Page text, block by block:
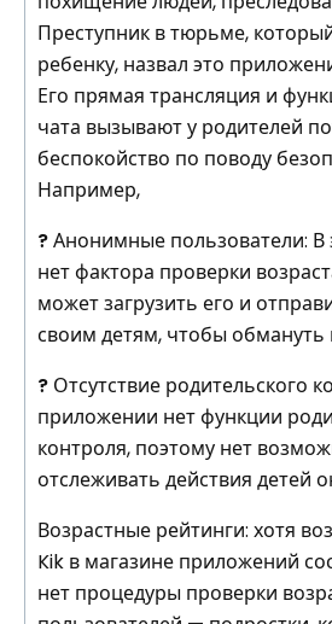
Преступник в тюрьме,
ребенку, назвал это
Его прямая трансляция и
чата вызывают у родителей
беспокойство по поводу
Например,
?Анонимные пользователи: В
нет фактора проверки
может загрузить его и
своим детям, чтобы обмануть
? Отсутствие родительского
приложении нет функции
контроля, поэтому нет
отслеживать действия детей
Возрастные рейтинги: хотя
Kik в магазине приложений
нет процедуры проверки